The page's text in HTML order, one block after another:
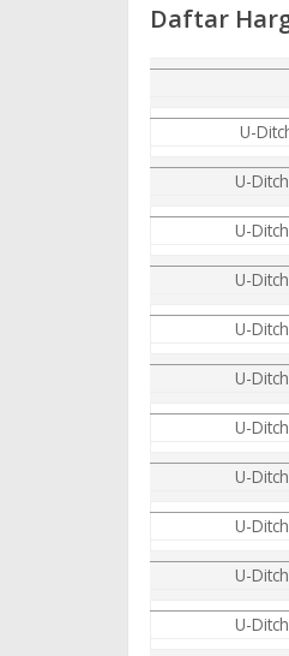
Daftar
U-
U-
U-
U-
U-
U-
U-
U-
U-
U-
U-